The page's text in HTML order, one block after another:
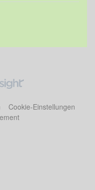
Cookie-Einstellungen